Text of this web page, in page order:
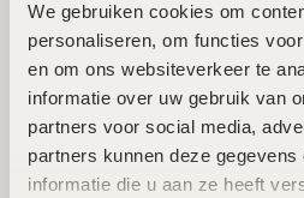
We gebruiken cookies om
personaliseren, om functies
en om ons websiteverkeer te
informatie over uw gebruik van
partners voor social media,
partners kunnen deze
informatie die u aan ze heeft
Zuid
Wij ontvangen je graag in een
hoogwaardige salons in
werken ervaren specialisten
voor huidverbetering. Beide